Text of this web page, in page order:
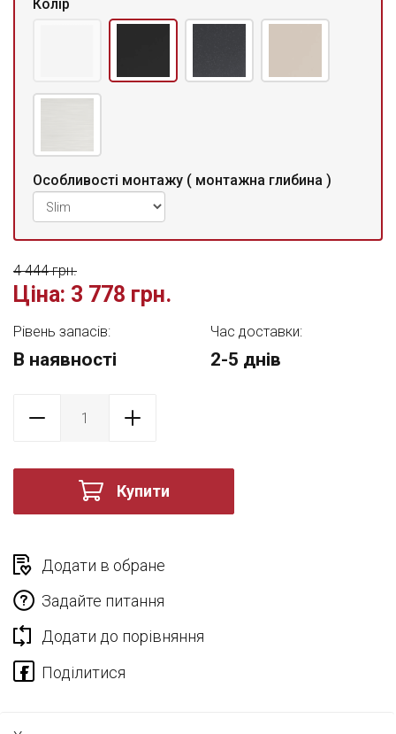
Колір
Особливості монтажу ( монтажна глибина )
Ціна: 3 778 грн.
4 444 грн.
Рівень запасів:
В наявності
Час доставки:
2-5 днів
Купити
Додати в обране
Задайте питання
Додати до порівняння